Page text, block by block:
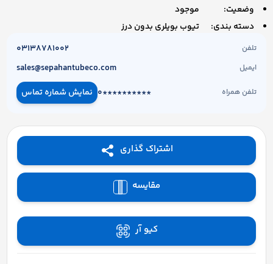
وضعیت:
موجود
دسته بندی:
تیوب بویلری بدون درز
تلفن 03138781002
ایمیل sales@sepahantubeco.com
تلفن همراه 0********** نمایش شماره تماس
اشتراک گذاری
مقایسه
کیو آر